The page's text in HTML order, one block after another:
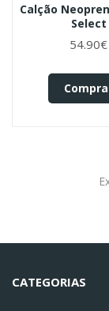
Calção
Select
54.90€
CATEGORIAS